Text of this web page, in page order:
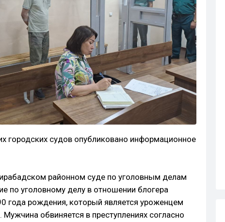
городских судов опубликовано информационное
районном суде по уголовным делам
по уголовному делу в отношении блогера
года рождения, который является уроженцем
обвиняется в преступлениях согласно